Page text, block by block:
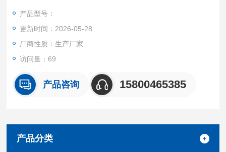
色，TMB在过氧化物酶的催化下转化成蓝色，并在酸的作用下转
化成最终的黄色。颜色的深浅和样品中的锁链素（DES）呈正相
关。
产品型号：
更新时间：2026-05-28
厂商性质：生产厂家
访问量：69
产品咨询 15800465385
产品分类